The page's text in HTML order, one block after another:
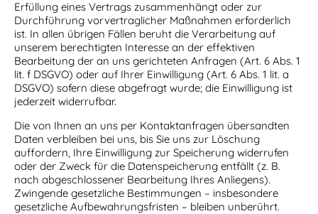
Erfüllung eines Vertrags zusammenhängt oder zur
Durchführung vorvertraglicher Maßnahmen erforderlich
ist. In allen übrigen Fällen beruht die Verarbeitung auf
unserem berechtigten Interesse an der effektiven
Bearbeitung der an uns gerichteten Anfragen (Art. 6 Abs. 1
lit. f DSGVO) oder auf Ihrer Einwilligung (Art. 6 Abs. 1 lit. a
DSGVO) sofern diese abgefragt wurde; die Einwilligung ist
jederzeit widerrufbar.
Die von Ihnen an uns per Kontaktanfragen übersandten
Daten verbleiben bei uns, bis Sie uns zur Löschung
auffordern, Ihre Einwilligung zur Speicherung widerrufen
oder der Zweck für die Datenspeicherung entfällt (z. B.
nach abgeschlossener Bearbeitung Ihres Anliegens).
Zwingende gesetzliche Bestimmungen – insbesondere
gesetzliche Aufbewahrungsfristen – bleiben unberührt.